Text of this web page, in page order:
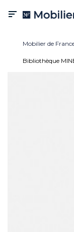
Mobilier de
Bibliothèque